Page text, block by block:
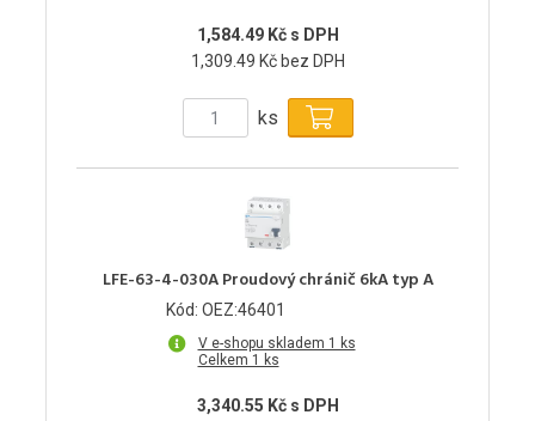
1,584.49 Kč s DPH
1,309.49 Kč bez DPH
ks
LFE-63-4-030A Proudový chránič 6kA typ A
Kód: OEZ:46401
V e-shopu skladem 1 ks
Celkem 1 ks
3,340.55 Kč s DPH